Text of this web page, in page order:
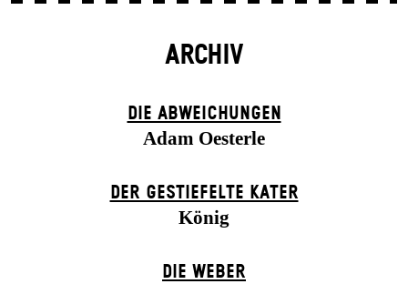
ARCHIV
DIE ABWEICHUNGEN
Adam Oesterle
DER GESTIEFELTE KATER
König
DIE WEBER